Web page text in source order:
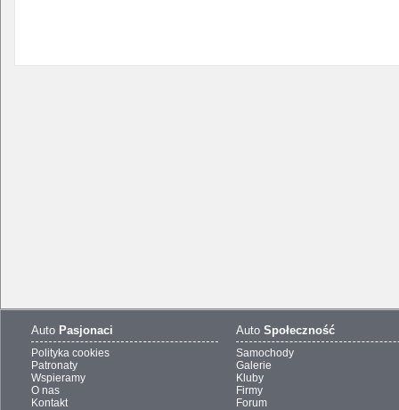
Auto Pasjonaci
Polityka cookies
Patronaty
Wspieramy
O nas
Kontakt
Auto Społeczność
Samochody
Galerie
Kluby
Firmy
Forum